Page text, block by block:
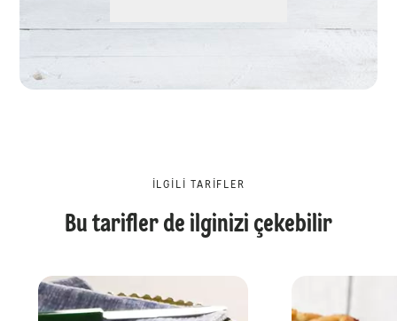
İLGILI TARIFLER
Bu tarifler de ilginizi çekebilir